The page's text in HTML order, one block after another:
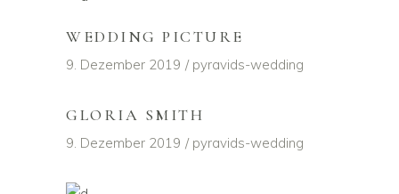
WEDDING PICTURE
9. Dezember 2019 pyravids-wedding
GLORIA SMITH
9. Dezember 2019 pyravids-wedding